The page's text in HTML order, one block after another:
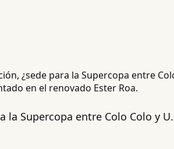
en el renovado Ester Roa.
la Supercopa entre Colo Colo